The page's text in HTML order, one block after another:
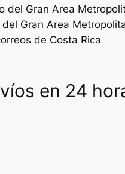
del Gran Area
Gran Area
de Costa Rica
en 24